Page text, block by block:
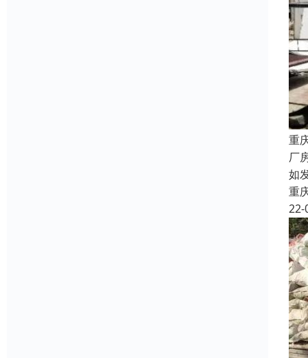
重
厂
如
重
22-